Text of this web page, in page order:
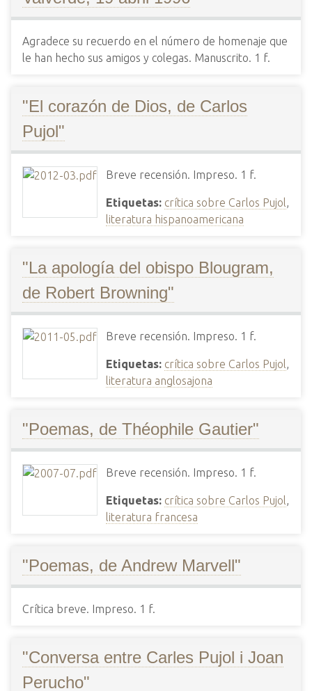
Agradece su recuerdo en el número de homenaje que
le han hecho sus amigos y colegas. Manuscrito. 1 f.
"El corazón de Dios, de Carlos
Pujol"
Breve recensión. Impreso. 1 f.
Etiquetas: crítica sobre Carlos Pujol,
literatura hispanoamericana
"La apología del obispo Blougram,
de Robert Browning"
Breve recensión. Impreso. 1 f.
Etiquetas: crítica sobre Carlos Pujol,
literatura anglosajona
"Poemas, de Théophile Gautier"
Breve recensión. Impreso. 1 f.
Etiquetas: crítica sobre Carlos Pujol,
literatura francesa
"Poemas, de Andrew Marvell"
Crítica breve. Impreso. 1 f.
"Conversa entre Carles Pujol i Joan
Perucho"